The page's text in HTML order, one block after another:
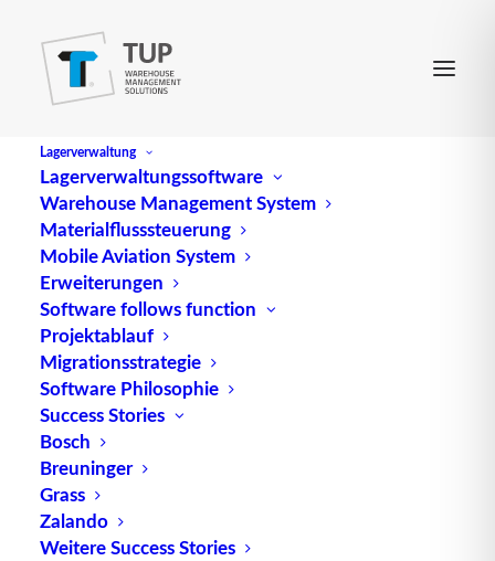
Lagerverwaltung
Lagerverwaltungssoftware
Warehouse Management System
Materialflusssteuerung
Mobile Aviation System
Erweiterungen
Software follows function
Projektablauf
Migrationsstrategie
Software Philosophie
Success Stories
Bosch
Breuninger
Grass
Zalando
Weitere Success Stories
Abnutzung
Die Abnutzung, im Englischen als „Wear and tear“
bekannt, bezeichnet die schrittweise Substanz-,
Wert- oder Qualitätsminderung einer Sache durch
regelmäßigen Gebrauch. In der Logistik spielt die
Abnutzung eine zentrale Rolle, wobei es wichtig ist
zu verstehen, dass die Abnutzung nicht
zwangsläufig der Entnahmeeinheit entsprechen
muss. Dies schafft Raum für vielseitige und
optimierte Abläufe.